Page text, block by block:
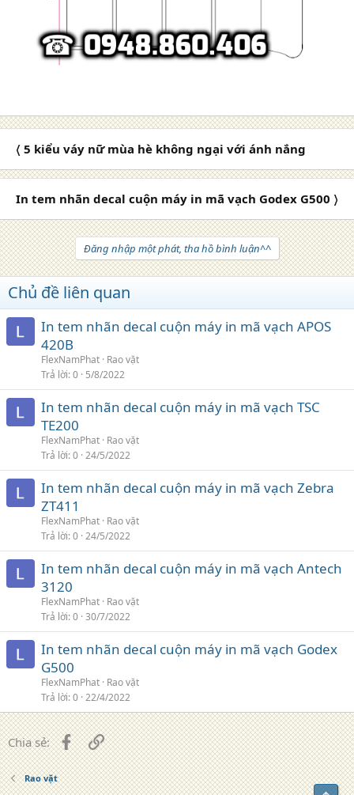
〈 5 kiểu váy nữ mùa hè không ngại với ánh nắng
In tem nhãn decal cuộn máy in mã vạch Godex G500 〉
Đăng nhập một phát, tha hồ bình luận^^
Chủ đề liên quan
In tem nhãn decal cuộn máy in mã vạch APOS
420B
FlexNamPhat Rao vặt
Trả lời 0 5/8/2022
In tem nhãn decal cuộn máy in mã vạch TSC
TE200
FlexNamPhat Rao vặt
Trả lời 0 24/5/2022
In tem nhãn decal cuộn máy in mã vạch Zebra
ZT411
FlexNamPhat Rao vặt
Trả lời 0 24/5/2022
In tem nhãn decal cuộn máy in mã vạch Antech
3120
FlexNamPhat Rao vặt
Trả lời 0 30/7/2022
In tem nhãn decal cuộn máy in mã vạch Godex
G500
FlexNamPhat Rao vặt
Trả lời 0 22/4/2022
Chia sẻ: FacebookLiên kết
Rao vặt